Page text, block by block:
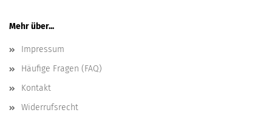
Mehr über...
Impressum
Häufige Fragen (FAQ)
Kontakt
Widerrufsrecht